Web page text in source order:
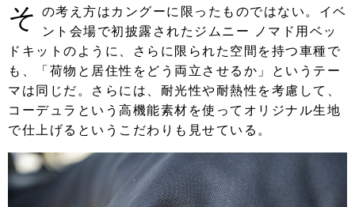
そ
の考え方はカングーに限ったものではない。イベ
ント会場で初披露されたジムニー ノマド用ベッ
ドキットのように、さらに限られた空間を持つ車種で
も、「荷物と居住性をどう両立させるか」というテー
マは同じだ。さらには、耐光性や耐熱性を考慮して、
コーデュラという高機能素材を使ってオリジナル生地
で仕上げるというこだわりも見せている。